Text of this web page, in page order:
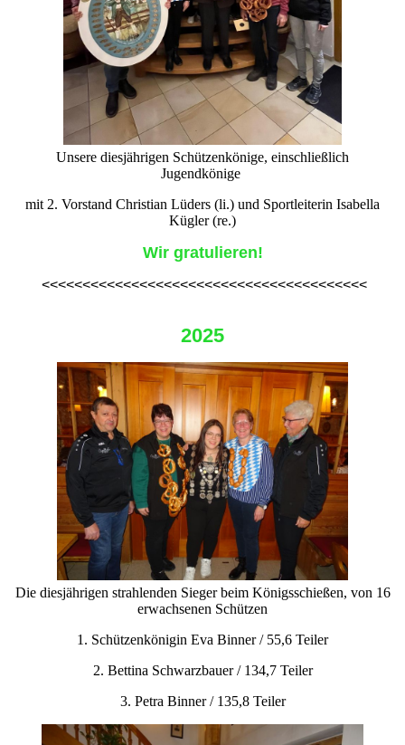
Unsere diesjährigen Schützenkönige, einschließlich
Jugendkönige
mit 2. Vorstand Christian Lüders (li.) und Sportleiterin Isabella
Kügler (re.)
Wir gratulieren!
<<<<<<<<<<<<<<<<<<<<<<<<<<<<<<<<<<<<<<<<
2025
Die diesjährigen strahlenden Sieger beim Königsschießen, von 16
erwachsenen Schützen
1. Schützenkönigin Eva Binner / 55,6 Teiler
2. Bettina Schwarzbauer / 134,7 Teiler
3. Petra Binner / 135,8 Teiler